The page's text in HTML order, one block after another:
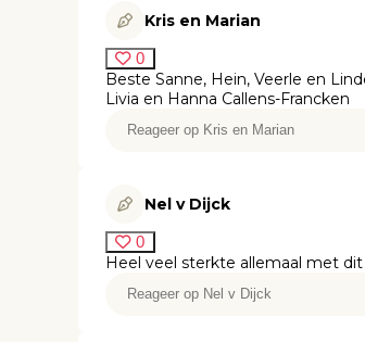
Kris en Marian
0
Beste Sanne, Hein, Veerle en
Livia en Hanna Callens-Francken
Nel v Dijck
0
Heel veel sterkte allemaal met